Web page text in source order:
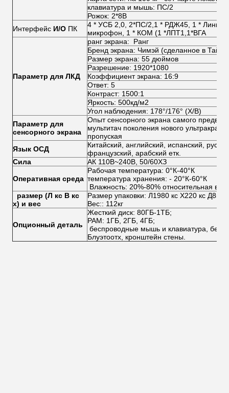
клавиатура и мышь: ПС/2
Рожок: 2*8В
Интерфейс И/О ПК
4 * УСБ 2,0, 2*ПС/2,1 * РДЖ45, 1 * Лини-в,
микрофон, 1 * КОМ (1 *ЛПТ1,1*ВГА
Параметр для ЛКД
ранг экрана: Ранг
Бренд экрана: Чимэй (сделанное в
Размер экрана: 55 дюймов
Разрешение: 1920*1080
Коэффициент экрана: 16:9
Ответ: 5
Контраст: 1500:1
Яркость: 500кд/м2
Угол наблюдения: 178°/176° (Х/В)
Параметр для
сенсорного экрана
Опыт сенсорного экрана самого
мультитач поколения нового
пропуская
Язык ОСД
Китайский, английский, испанский,
французский, арабский етк.
Сила
АК 110В~240В, 50/60ХЗ
Оперативная среда
Рабочая температура: 0°К-40°К
температура хранения: - 20°К-60°К
Влажность: 20%-80% относительная
размер (Л кс В кс
х) и вес
Размер упаковки: Л1980 кс Х220 кс
Вес:: 112кг
Опционный деталь
Жесткий диск: 80ГБ-1ТБ;
РАМ: 1ГБ, 2ГБ, 4ГБ;
беспроводные мышь и клавиатура,
Блуэтоотх, кронштейн стены.